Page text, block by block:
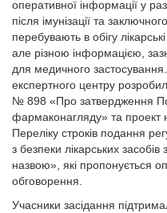
оперативної інформації у
після імунізації та
перебувають в обігу
але різною інформацією,
для медичного
експертного центру
№ 898 «Про затвердження
фармаконагляду» та
Переліку строків подання
з безпеки лікарських
назвою», які пропонується
обговорення.
Учасники засідання